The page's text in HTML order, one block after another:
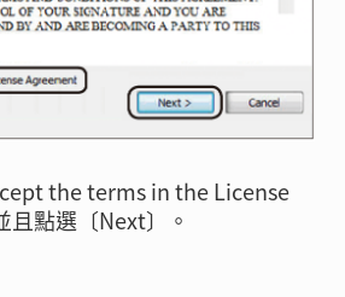
the terms in the License
點選〔Next〕。